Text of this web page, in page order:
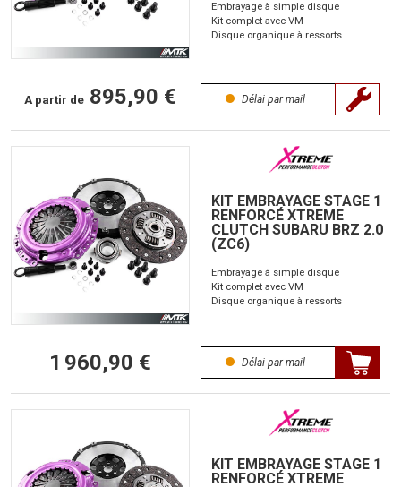
Embrayage à simple disque
Kit complet avec VM
Disque organique à ressorts
A partir de 895,90 € Délai par mail
KIT EMBRAYAGE STAGE 1
RENFORCÉ XTREME
CLUTCH SUBARU BRZ 2.0
(ZC6)
Embrayage à simple disque
Kit complet avec VM
Disque organique à ressorts
1 960,90 € Délai par mail
KIT EMBRAYAGE STAGE 1
RENFORCÉ XTREME